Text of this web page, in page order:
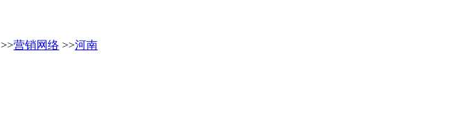
>>营销网络 >>河南